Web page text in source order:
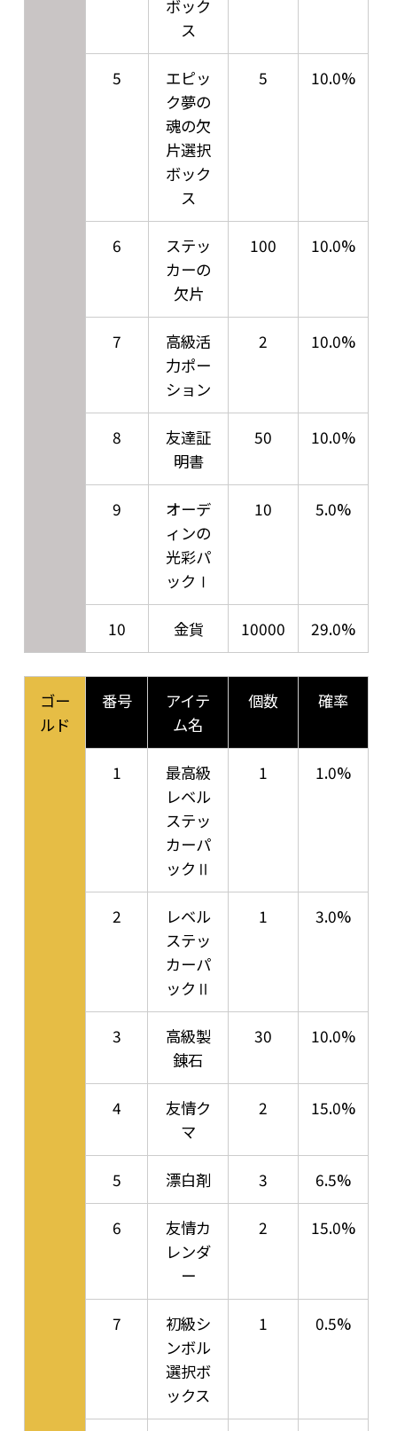
ボック
ス
5
エピッ
ク夢の
魂の欠
片選択
ボック
ス
5 10.0%
6
ステッ
カーの
欠片
100 10.0%
7
高級活
力ポー
ション
2 10.0%
8
友達証
明書
50 10.0%
9
オーデ
ィンの
光彩パ
ックⅠ
10 5.0%
10 金貨 10000 29.0%
ゴー
ルド
番号
アイテ
ム名
個数 確率
1
最高級
レベル
ステッ
カーパ
ックⅡ
1 1.0%
2
レベル
ステッ
カーパ
ックⅡ
1 3.0%
3
高級製
錬石
30 10.0%
4
友情ク
マ
2 15.0%
5 漂白剤 3 6.5%
6
友情カ
レンダ
ー
2 15.0%
7
初級シ
ンボル
選択ボ
ックス
1 0.5%